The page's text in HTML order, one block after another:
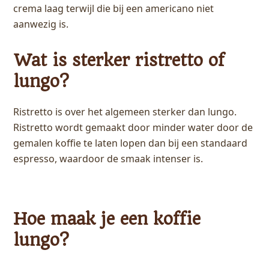
crema laag terwijl die bij een americano niet
aanwezig is.
Wat is sterker ristretto of
lungo?
Ristretto is over het algemeen sterker dan lungo.
Ristretto wordt gemaakt door minder water door de
gemalen koffie te laten lopen dan bij een standaard
espresso, waardoor de smaak intenser is.
Hoe maak je een koffie
lungo?